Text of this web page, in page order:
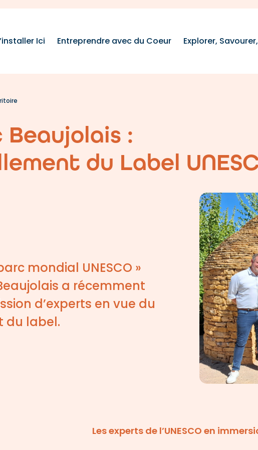
Ici Entreprendre avec du Coeur Explorer,
:
du Label
mondial UNESCO »
a récemment
d’experts en vue du
du label.
Les experts de l’UNESCO en